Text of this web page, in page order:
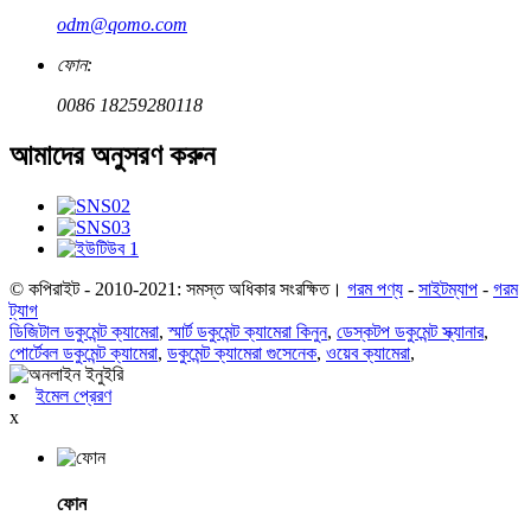
odm@qomo.com
ফোন:
0086 18259280118
আমাদের অনুসরণ করুন
© কপিরাইট - 2010-2021: সমস্ত অধিকার সংরক্ষিত। গরম পণ্য - সাইটম্যাপ - গরম
ট্যাগ
ডিজিটাল ডকুমেন্ট ক্যামেরা,স্মার্ট ডকুমেন্ট ক্যামেরা কিনুন, ডেস্কটপ ডকুমেন্ট স্ক্যানার,
পোর্টেবল ডকুমেন্ট ক্যামেরা, ডকুমেন্ট ক্যামেরা গুসেনেক, ওয়েব ক্যামেরা,
ইমেল প্রেরণ
x
ফোন